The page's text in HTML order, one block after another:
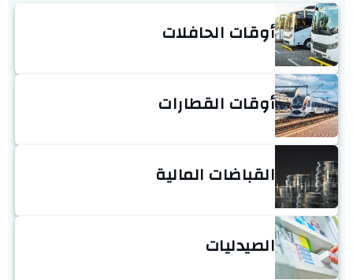
أوقات الحافلات
أوقات القطارات
القباضات المالية
الصيدليات